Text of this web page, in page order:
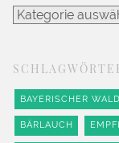
Kategorien
BAYERISCHER WALD
BÄRLAUCH